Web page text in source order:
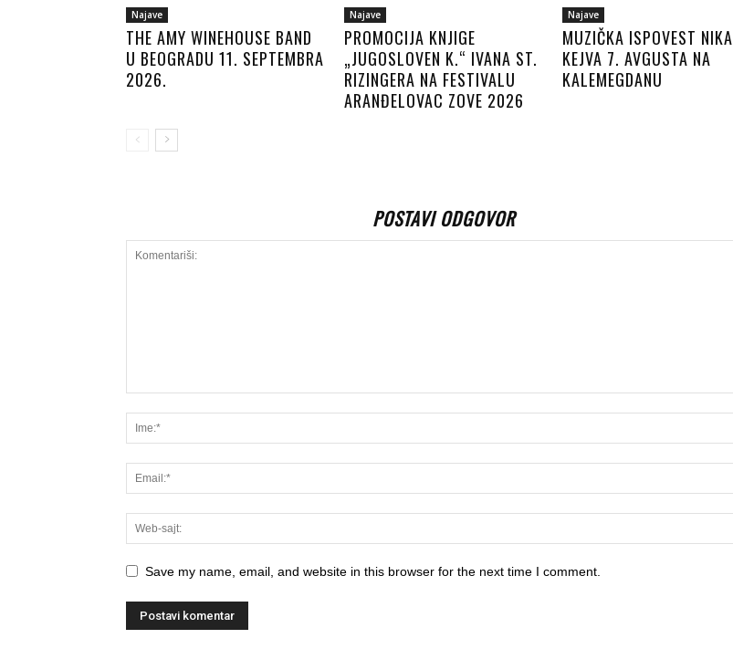
Najave
THE AMY WINEHOUSE BAND
U BEOGRADU 11. SEPTEMBRA
2026.
Najave
PROMOCIJA KNJIGE
„JUGOSLOVEN K.“ IVANA ST.
RIZINGERA NA FESTIVALU
ARANĐELOVAC ZOVE 2026
Najave
MUZIČKA ISPOVEST NIKA
KEJVA 7. AVGUSTA NA
KALEMEGDANU
POSTAVI ODGOVOR
Save my name, email, and website in this browser for the next time I comment.